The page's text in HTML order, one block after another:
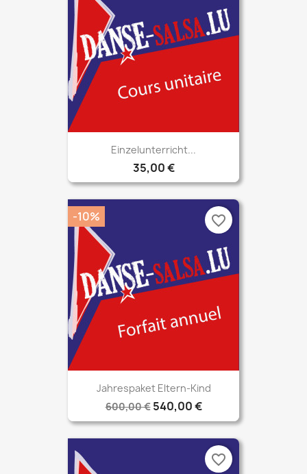
Einzelunterricht...
35,00 €
Jahrespaket Eltern-Kind
600,00 € 540,00 €
-10% favorite_border
favorite_border